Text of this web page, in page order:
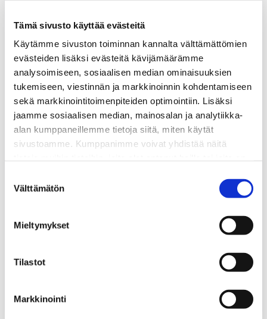
Tämä sivusto käyttää evästeitä
Käytämme sivuston toiminnan kannalta välttämättömien
evästeiden lisäksi evästeitä kävijämäärämme
analysoimiseen, sosiaalisen median ominaisuuksien
tukemiseen, viestinnän ja markkinoinnin kohdentamiseen
sekä markkinointitoimenpiteiden optimointiin. Lisäksi
jaamme sosiaalisen median, mainosalan ja analytiikka-
alan kumppaneillemme tietoja siitä, miten käytät
sivustoamme. Kumppanimme voivat yhdistää näitä
valinta
Välttämätön
Mieltymykset
Tilastot
Markkinointi
Webinaari: Ossi Oikarisen Pro Street -
kiihdytysauto
0,00€
Oikarisen
Street
kiihdytysauto